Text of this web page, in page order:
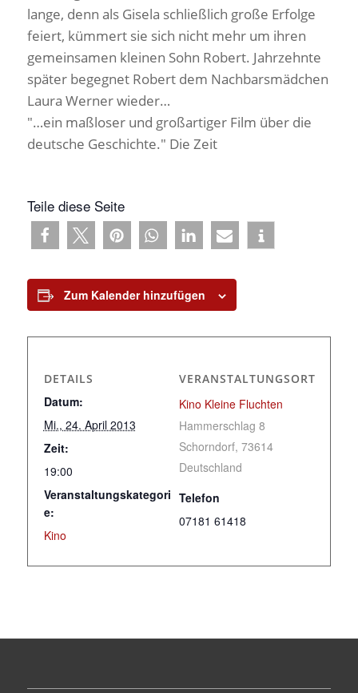
lange, denn als Gisela schließlich große Erfolge
feiert, kümmert sie sich nicht mehr um ihren
gemeinsamen kleinen Sohn Robert. Jahrzehnte
später begegnet Robert dem Nachbarsmädchen
Laura Werner wieder…
"…ein maßloser und großartiger Film über die
deutsche Geschichte." Die Zeit
Teile diese Seite
Zum Kalender hinzufügen
DETAILS
Datum:
Mi., 24. April 2013
Zeit:
19:00
Veranstaltungskategori
e:
Kino
VERANSTALTUNGSORT
Kino Kleine Fluchten
Hammerschlag 8
Schorndorf, 73614
Deutschland
Telefon
07181 61418